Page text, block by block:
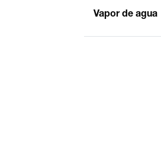
Vapor de agua